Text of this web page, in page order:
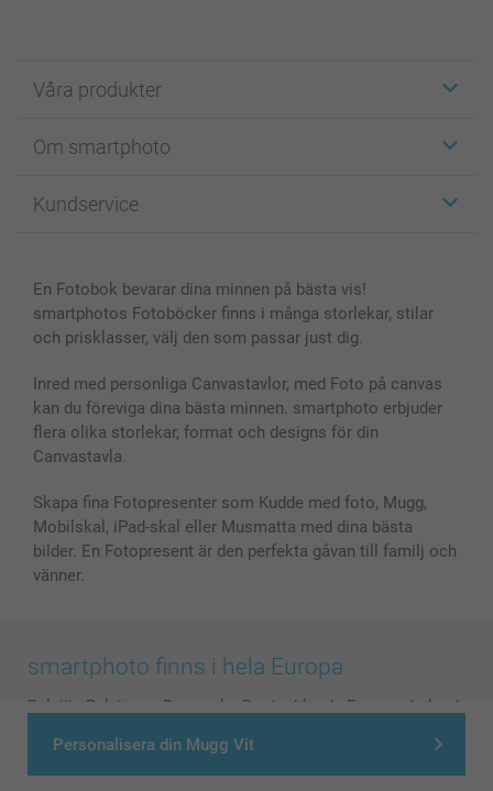
Personalisera din Mugg Vit
Våra produkter
Fotokort
Fotoböcker
Skal till Mobil & Surfplatta
MyNameBook
Fotoramar & Tillbehör
Presentkort
Alla fotoprodukter
Om smartphoto
För affiliates
Sitemap
Villkor och garantier
Kundservice
smartbonus
Priser & betalning
En Fotobok bevarar dina minnen på bästa vis!
smartphotos Fotoböcker finns i många storlekar, stilar
och prisklasser, välj den som passar just dig.
Inred med personliga Canvastavlor, med Foto på canvas
kan du föreviga dina bästa minnen. smartphoto erbjuder
flera olika storlekar, format och designs för din
Canvastavla.
Skapa fina Fotopresenter som Kudde med foto, Mugg,
Mobilskal, iPad-skal eller Musmatta med dina bästa
bilder. En Fotopresent är den perfekta gåvan till familj och
vänner.
smartphoto finns i hela Europa
België Belgique Danmark Deutschland France
Ireland
Nederland - Norge Österreich